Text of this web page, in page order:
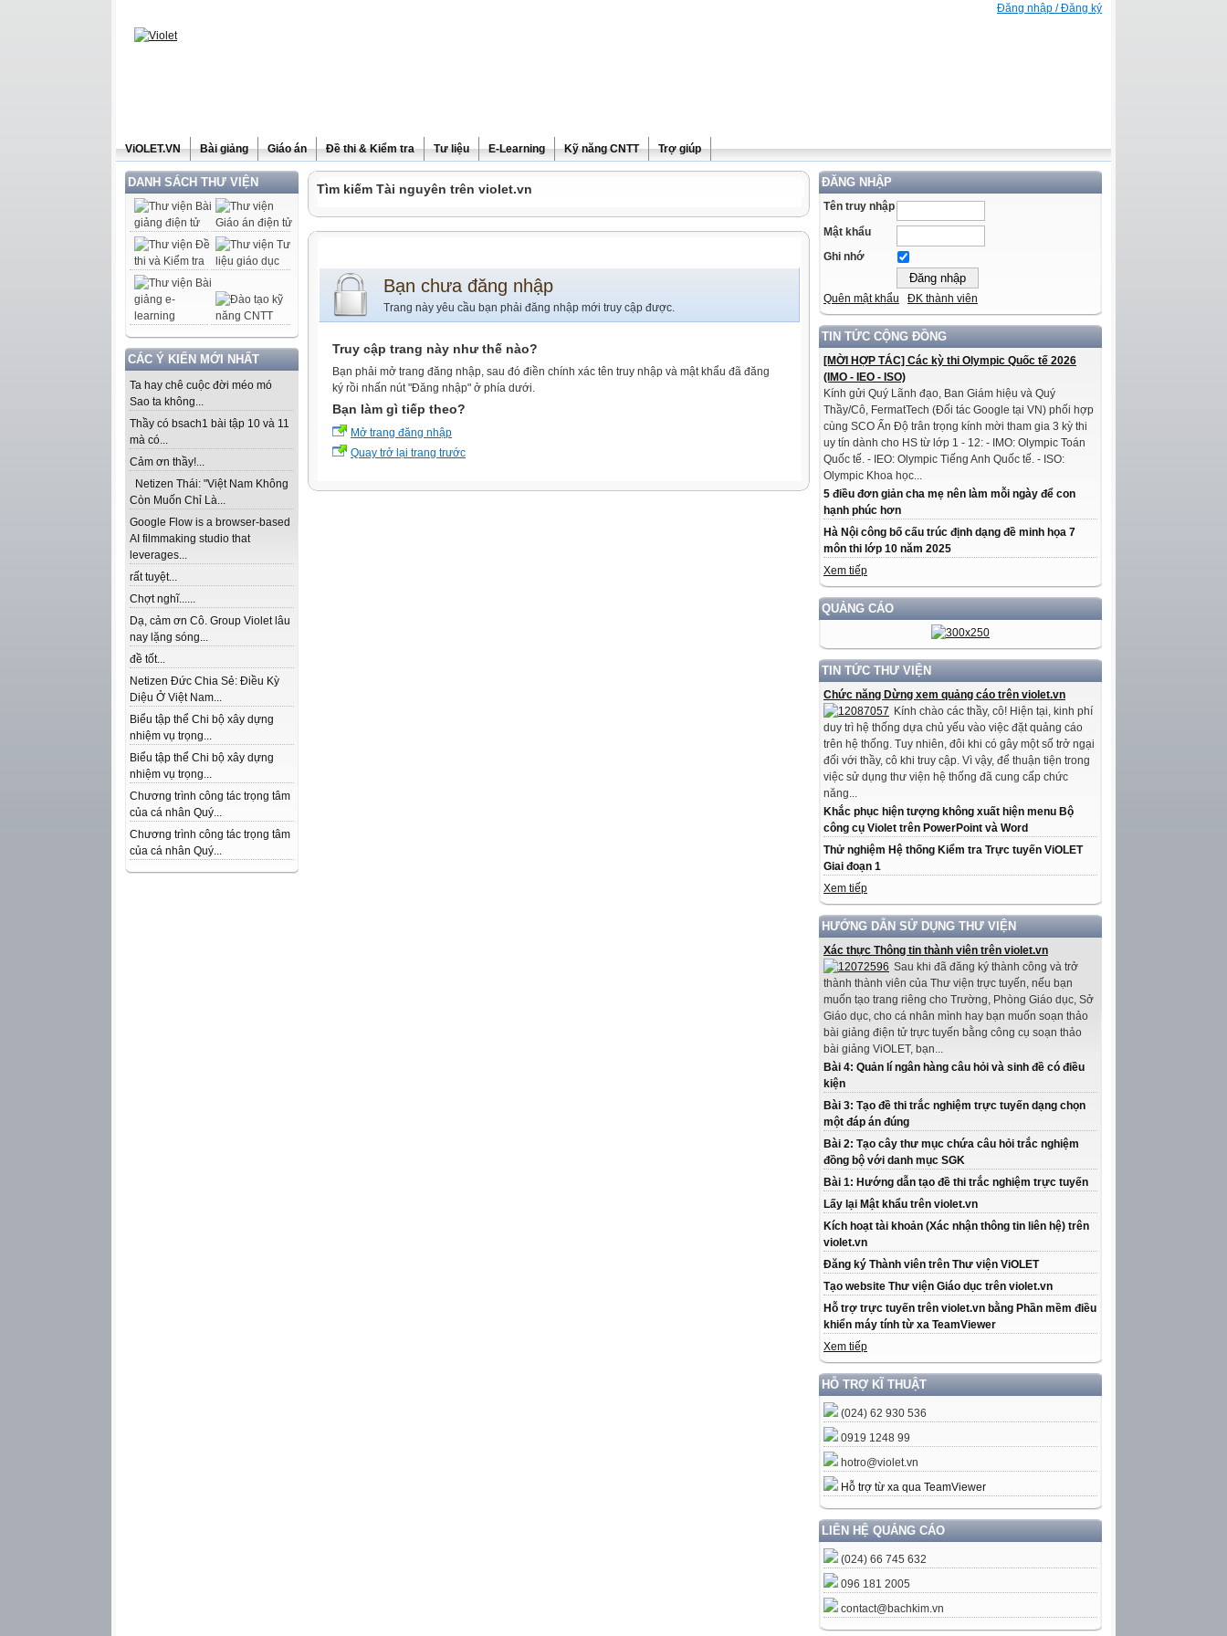
Đăng nhập / Đăng ký
ViOLET.VN Bài giảng Giáo án Đề thi & Kiểm tra Tư liệu E-Learning Kỹ năng CNTT Trợ giúp
DANH SÁCH THƯ VIỆN
CÁC Ý KIẾN MỚI NHẤT
Ta hay chê cuộc đời méo mó
Sao ta không...
Thầy có bsach1 bài tập 10 và 11
mà có...
Cảm ơn thầy!...
Netizen Thái: "Việt Nam Không
Còn Muốn Chỉ Là...
Google Flow is a browser-based
AI filmmaking studio that
leverages...
rất tuyệt...
Chợt nghĩ......
Dạ, cảm ơn Cô. Group Violet lâu
nay lặng sóng...
đề tốt...
Netizen Đức Chia Sẻ: Điều Kỳ
Diệu Ở Việt Nam...
Biểu tập thể Chi bộ xây dựng
nhiệm vụ trọng...
Biểu tập thể Chi bộ xây dựng
nhiệm vụ trọng...
Chương trình công tác trọng tâm
của cá nhân Quý...
Chương trình công tác trọng tâm
của cá nhân Quý...
ĐĂNG NHẬP
Tên truy nhập
Mật khẩu
Ghi nhớ
Quên mật khẩu ĐK thành viên
TIN TỨC CỘNG ĐỒNG
[MỜI HỢP TÁC] Các kỳ thi Olympic Quốc tế 2026
(IMO - IEO - ISO)
Kính gửi Quý Lãnh đạo, Ban Giám hiệu và Quý
Thầy/Cô, FermatTech (Đối tác Google tại VN) phối hợp
cùng SCO Ấn Độ trân trọng kính mời tham gia 3 kỳ thi
uy tín dành cho HS từ lớp 1 - 12: - IMO: Olympic Toán
Quốc tế. - IEO: Olympic Tiếng Anh Quốc tế. - ISO:
Olympic Khoa học...
5 điều đơn giản cha mẹ nên làm mỗi ngày để con
hạnh phúc hơn
Hà Nội công bố cấu trúc định dạng đề minh họa 7
môn thi lớp 10 năm 2025
Xem tiếp
QUẢNG CÁO
TIN TỨC THƯ VIỆN
Chức năng Dừng xem quảng cáo trên violet.vn
Kính chào các thầy, cô! Hiện tại, kinh phí
duy trì hệ thống dựa chủ yếu vào việc đặt quảng cáo
trên hệ thống. Tuy nhiên, đôi khi có gây một số trở ngại
đối với thầy, cô khi truy cập. Vì vậy, để thuận tiện trong
việc sử dụng thư viện hệ thống đã cung cấp chức
năng...
Khắc phục hiện tượng không xuất hiện menu Bộ
công cụ Violet trên PowerPoint và Word
Thử nghiệm Hệ thống Kiểm tra Trực tuyến ViOLET
Giai đoạn 1
Xem tiếp
HƯỚNG DẪN SỬ DỤNG THƯ VIỆN
Xác thực Thông tin thành viên trên violet.vn
Sau khi đã đăng ký thành công và trở
thành thành viên của Thư viện trực tuyến, nếu bạn
muốn tạo trang riêng cho Trường, Phòng Giáo dục, Sở
Giáo dục, cho cá nhân mình hay bạn muốn soạn thảo
bài giảng điện tử trực tuyến bằng công cụ soạn thảo
bài giảng ViOLET, bạn...
Bài 4: Quản lí ngân hàng câu hỏi và sinh đề có điều
kiện
Bài 3: Tạo đề thi trắc nghiệm trực tuyến dạng chọn
một đáp án đúng
Bài 2: Tạo cây thư mục chứa câu hỏi trắc nghiệm
đồng bộ với danh mục SGK
Bài 1: Hướng dẫn tạo đề thi trắc nghiệm trực tuyến
Lấy lại Mật khẩu trên violet.vn
Kích hoạt tài khoản (Xác nhận thông tin liên hệ) trên
violet.vn
Đăng ký Thành viên trên Thư viện ViOLET
Tạo website Thư viện Giáo dục trên violet.vn
Hỗ trợ trực tuyến trên violet.vn bằng Phần mềm điều
khiển máy tính từ xa TeamViewer
Xem tiếp
HỖ TRỢ KĨ THUẬT
(024) 62 930 536
0919 1248 99
hotro@violet.vn
Hỗ trợ từ xa qua TeamViewer
LIÊN HỆ QUẢNG CÁO
(024) 66 745 632
096 181 2005
contact@bachkim.vn
Tìm kiếm Tài nguyên trên violet.vn
Bạn chưa đăng nhập
Trang này yêu cầu bạn phải đăng nhập mới truy cập được.
Truy cập trang này như thế nào?
Bạn phải mở trang đăng nhập, sau đó điền chính xác tên truy nhập và mật khẩu đã đăng
ký rồi nhấn nút "Đăng nhập" ở phía dưới.
Bạn làm gì tiếp theo?
Mở trang đăng nhập
Quay trở lại trang trước